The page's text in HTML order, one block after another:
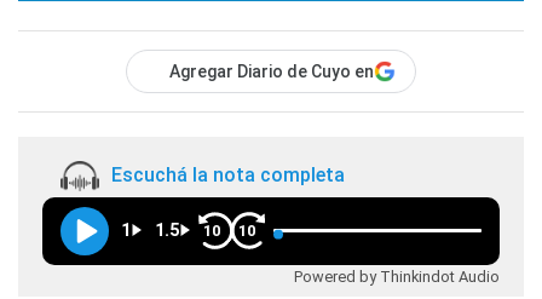
Agregar Diario de Cuyo en
Escuchá la nota completa
1 1.5 10 10
Powered by Thinkindot Audio